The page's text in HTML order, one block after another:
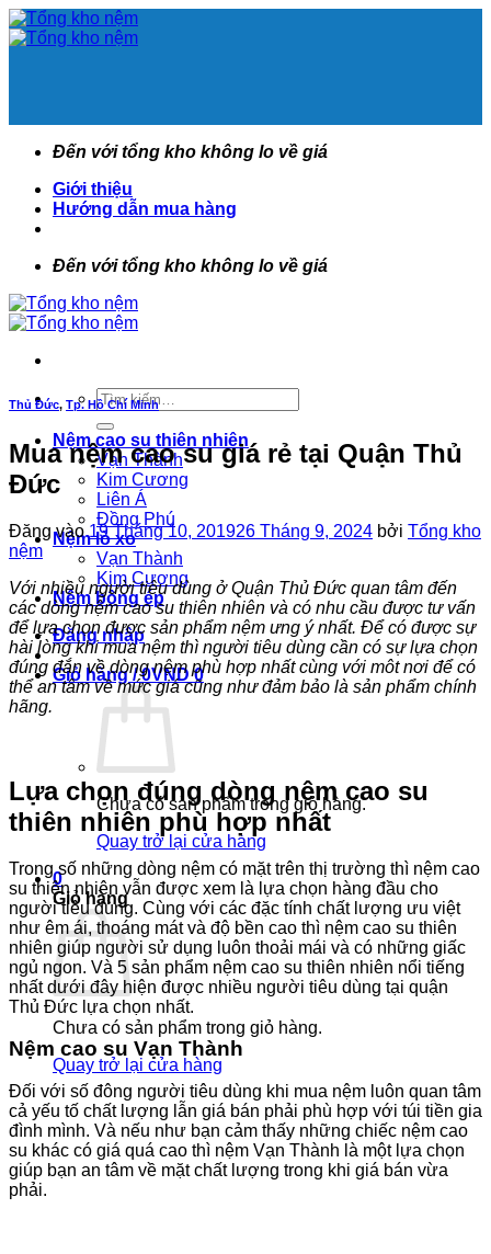
Bỏ
qua
Đến với tổng kho không lo về giá
Giới thiệu
Hướng dẫn mua hàng
Đến với tổng kho không lo về giá
Tìm
kiếm:
Nệm cao su thiên nhiên
Vạn Thành
Kim Cương
Liên Á
Đồng Phú
Nệm lò xo
Vạn Thành
Kim Cương
Nệm bông ép
Đăng nhập
Giỏ hàng /0VND 0
Chưa có sản phẩm trong giỏ hàng.
Quay trở lại cửa hàng
0
Giỏ hàng
Chưa có sản phẩm trong giỏ hàng.
Quay trở lại cửa hàng
Thủ Đức, Tp. Hồ Chí Minh
Mua nệm cao su giá rẻ tại Quận Thủ
Đức
Đăng vào19 Tháng 10, 201926 Tháng 9, 2024 bởi Tổng kho
nệm
Với nhiều người tiêu dùng ở Quận Thủ Đức quan tâm đến
các dòng nệm cao su thiên nhiên và có nhu cầu được tư vấn
để lựa chọn được sản phẩm nệm ưng ý nhất. Để có được sự
hài lòng khi mua nệm thì người tiêu dùng cần có sự lựa chọn
đúng đắn về dòng nệm phù hợp nhất cùng với môt nơi để có
thể an tâm về mức giá cũng như đảm bảo là sản phẩm chính
hãng.
Lựa chọn đúng dòng nệm cao su
thiên nhiên phù hợp nhất
Trong số những dòng nệm có mặt trên thị trường thì nệm cao
su thiên nhiên vẫn được xem là lựa chọn hàng đầu cho
người tiêu dùng. Cùng với các đặc tính chất lượng ưu việt
như êm ái, thoáng mát và độ bền cao thì nệm cao su thiên
nhiên giúp người sử dụng luôn thoải mái và có những giấc
ngủ ngon. Và 5 sản phẩm nệm cao su thiên nhiên nổi tiếng
nhất dưới đây hiện được nhiều người tiêu dùng tại quận
Thủ Đức lựa chọn nhất.
Nệm cao su Vạn Thành
Đối với số đông người tiêu dùng khi mua nệm luôn quan tâm
cả yếu tố chất lượng lẫn giá bán phải phù hợp với túi tiền gia
đình mình. Và nếu như bạn cảm thấy những chiếc nệm cao
su khác có giá quá cao thì nệm Vạn Thành là một lựa chọn
giúp bạn an tâm về mặt chất lượng trong khi giá bán vừa
phải.